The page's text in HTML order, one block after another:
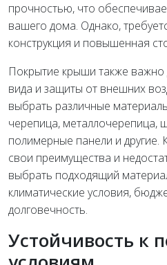
прочностью, что
вашего дома. Однако,
конструкция и повышенная
Покрытие крыши также важно
вида и защиты от внешних
выбрать различные
черепица, металлочерепица,
полимерные панели и
свои преимущества и
выбрать подходящий
климатические условия,
долговечность.
Устойчивость к